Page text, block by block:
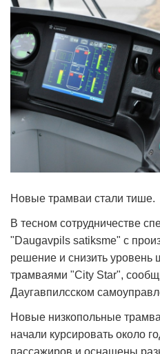
Новые трамваи стали тише.
В тесном сотрудничестве
"Daugavpils satiksme" с
решение и снизить
трамваями "City Star",
Даугавпилсском
Новые низкопольные
начали курсировать около
пассажиров и оснащены